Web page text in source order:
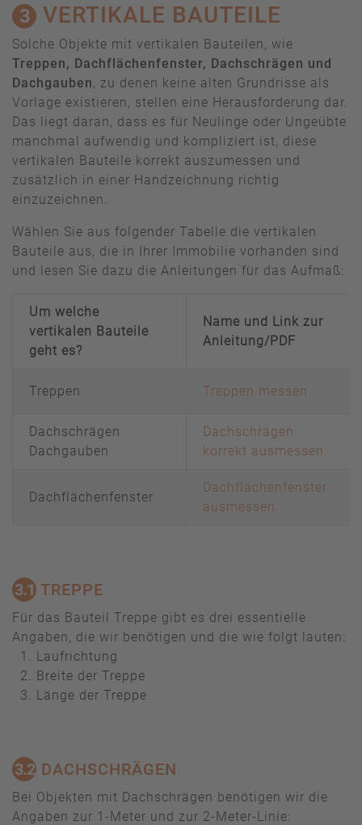
3 VERTIKALE BAUTEILE
Solche Objekte mit vertikalen Bauteilen, wie
Treppen, Dachflächenfenster, Dachschrägen und
Dachgauben, zu denen keine alten Grundrisse als
Vorlage existieren, stellen eine Herausforderung dar.
Das liegt daran, dass es für Neulinge oder Ungeübte
manchmal aufwendig und kompliziert ist, diese
vertikalen Bauteile korrekt auszumessen und
zusätzlich in einer Handzeichnung richtig
einzuzeichnen.
Wählen Sie aus folgender Tabelle die vertikalen
Bauteile aus, die in Ihrer Immobilie vorhanden sind
und lesen Sie dazu die Anleitungen für das Aufmaß:
Um welche
vertikalen Bauteile
geht es?
Name und Link zur
Anleitung/PDF
Treppen Treppen messen
Dachschrägen
Dachgauben
Dachschrägen
korrekt ausmessen
Dachflächenfenster
Dachflächenfenster
ausmessen
3.1 TREPPE
Für das Bauteil Treppe gibt es drei essentielle
Angaben, die wir benötigen und die wie folgt lauten:
Laufrichtung
Breite der Treppe
Länge der Treppe
3.2 DACHSCHRÄGEN
Bei Objekten mit Dachschrägen benötigen wir die
Angaben zur 1-Meter und zur 2-Meter-Linie: